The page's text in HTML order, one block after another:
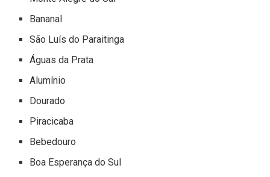
Bananal
São Luís do Paraitinga
Águas da Prata
Alumínio
Dourado
Piracicaba
Bebedouro
Boa Esperança do Sul